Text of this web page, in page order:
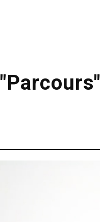
مسارات "Parcours"